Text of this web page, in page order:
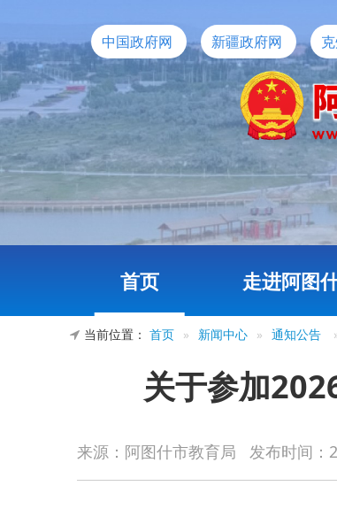
中国政府网 新疆政府网
首页 走进阿图
当前位置： 首页 » 新闻中心 » 通知公告
关于参加
来源：阿图什市教育局 发布时间：
为贯彻《中华人民共和国义务教育法
12日—19日，教育部教育督导局对我市进